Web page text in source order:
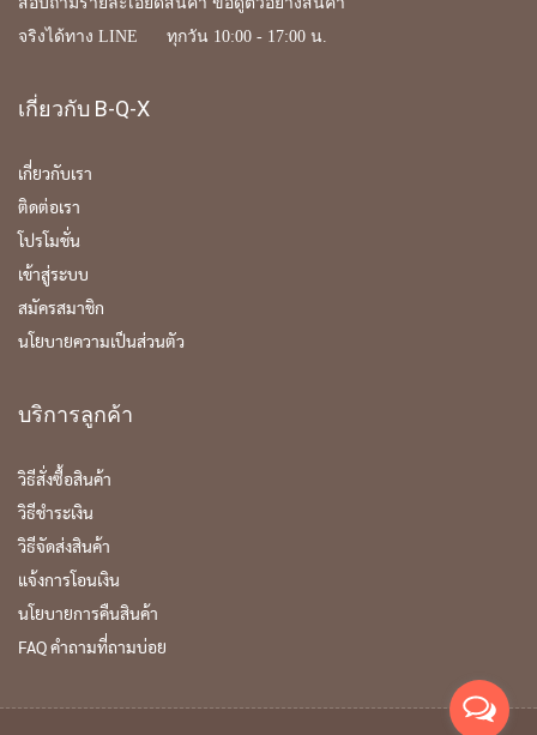
จริงได้ทาง LINE ทุกวัน 10:00 - 17:00 น.
เกี่ยวกับ B-Q-X
เกี่ยวกับเรา
ติดต่อเรา
โปรโมชั่น
เข้าสู่ระบบ
สมัครสมาชิก
นโยบายความเป็นส่วนตัว
บริการลูกค้า
วิธีสั่งซื้อสินค้า
วิธีชำระเงิน
วิธีจัดส่งสินค้า
แจ้งการโอนเงิน
นโยบายการคืนสินค้า
FAQ คำถามที่ถามบ่อย